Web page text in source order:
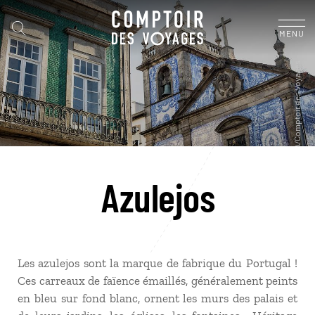
MENU
Azulejos
Les azulejos sont la marque de fabrique du Portugal !
Ces carreaux de faïence émaillés, généralement peints
en bleu sur fond blanc, ornent les murs des palais et